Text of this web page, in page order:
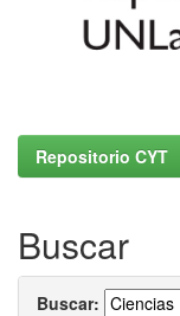
Repositorio CYT
Buscar
Buscar: